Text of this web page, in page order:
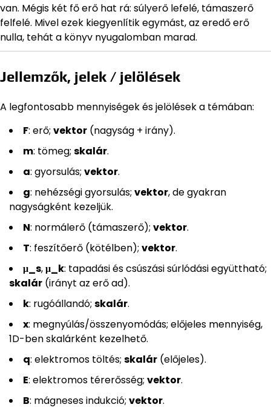
van. Mégis két fő erő hat rá: súlyerő lefelé, támaszerő
felfelé. Mivel ezek kiegyenlítik egymást, az eredő erő
nulla, tehát a könyv nyugalomban marad.
Jellemzők, jelek / jelölések
A legfontosabb mennyiségek és jelölések a témában:
F: erő; vektor (nagyság + irány).
m: tömeg; skalár.
a: gyorsulás; vektor.
g: nehézségi gyorsulás; vektor, de gyakran
nagyságként kezeljük.
N: normálerő (támaszerő); vektor.
T: feszítőerő (kötélben); vektor.
μ_s,μ_k: tapadási és csúszási súrlódási együttható;
skalár (irányt az erő ad).
k: rugóállandó; skalár.
x: megnyúlás/összenyomódás; előjeles mennyiség,
1D-ben skalárként kezelhető.
q: elektromos töltés; skalár (előjeles).
E: elektromos térerősség; vektor.
B: mágneses indukció; vektor.